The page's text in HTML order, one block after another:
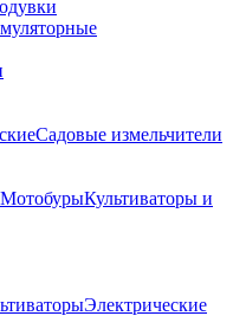
Садовые измельчители
МотобурыКультиваторы и
Электрические